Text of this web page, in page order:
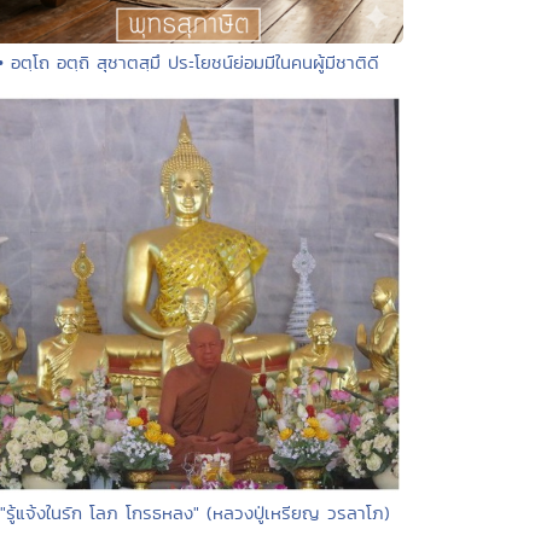
อตฺโถ อตฺถิ สุชาตสฺมึ ประโยชน์ย่อมมีในคนผู้มีชาติดี
รู้แจ้งในรัก โลภ โกรธหลง" (หลวงปู่เหรียญ วรลาโภ)